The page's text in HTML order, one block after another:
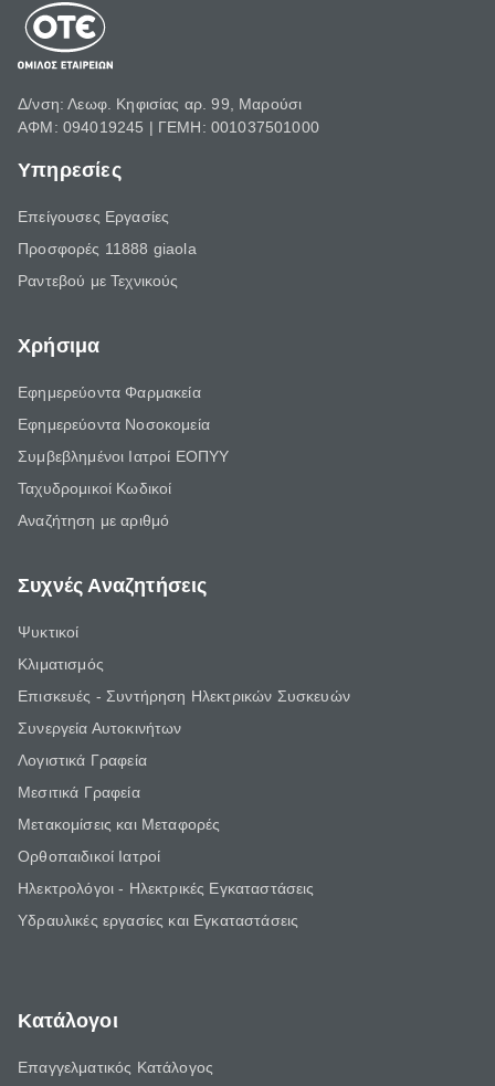
Δ/νση: Λεωφ. Κηφισίας αρ. 99, Μαρούσι
ΑΦΜ: 094019245 | ΓΕΜΗ: 001037501000
Υπηρεσίες
Επείγουσες Εργασίες
Προσφορές 11888 giaola
Ραντεβού με Τεχνικούς
Χρήσιμα
Εφημερεύοντα Φαρμακεία
Εφημερεύοντα Νοσοκομεία
Συμβεβλημένοι Ιατροί ΕΟΠΥΥ
Ταχυδρομικοί Κωδικοί
Αναζήτηση με αριθμό
Συχνές Αναζητήσεις
Ψυκτικοί
Κλιματισμός
Επισκευές - Συντήρηση Ηλεκτρικών Συσκευών
Συνεργεία Αυτοκινήτων
Λογιστικά Γραφεία
Μεσιτικά Γραφεία
Μετακομίσεις και Μεταφορές
Ορθοπαιδικοί Ιατροί
Ηλεκτρολόγοι - Ηλεκτρικές Εγκαταστάσεις
Υδραυλικές εργασίες και Εγκαταστάσεις
Κατάλογοι
Επαγγελματικός Κατάλογος